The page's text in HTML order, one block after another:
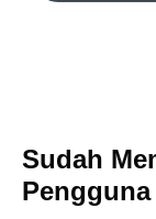
Sudah
Pengguna